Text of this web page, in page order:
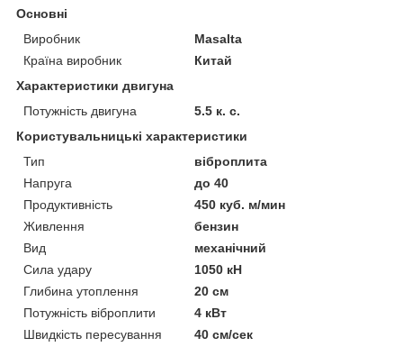
Основні
Виробник
Masalta
Країна виробник
Китай
Характеристики двигуна
Потужність двигуна
5.5 к. с.
Користувальницькі характеристики
Тип
віброплита
Напруга
до 40
Продуктивність
450 куб. м/мин
Живлення
бензин
Вид
механічний
Сила удару
1050 кН
Глибина утоплення
20 см
Потужність віброплити
4 кВт
Швидкість пересування
40 см/сек